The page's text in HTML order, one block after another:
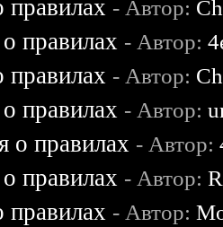
правилах - Автор:
правилах - Автор:
правилах - Автор:
правилах - Автор:
о правилах - Автор:
правилах - Автор:
правилах - Автор: